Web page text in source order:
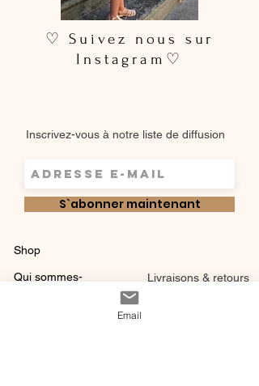
♡ Suivez nous sur
Instagram♡
Inscrivez-vous à notre liste de diffusion
S`abonner maintenant
Shop
Qui sommes-
instagram
Livraisons & retours
Email